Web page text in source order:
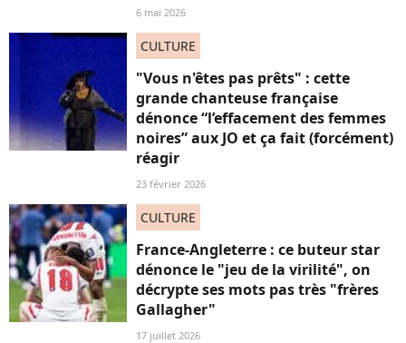
6 mai 2026
CULTURE
"Vous n'êtes pas prêts" : cette
grande chanteuse française
dénonce “l’effacement des femmes
noires” aux JO et ça fait (forcément)
réagir
23 février 2026
CULTURE
France-Angleterre : ce buteur star
dénonce le "jeu de la virilité", on
décrypte ses mots pas très "frères
Gallagher"
17 juillet 2026